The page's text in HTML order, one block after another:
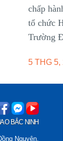
chấp
tổ chức
Trường
5 THG 5,
BẮC NINH
Nguyên,